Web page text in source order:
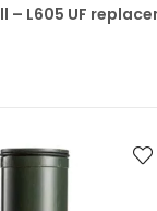
– L605 UF